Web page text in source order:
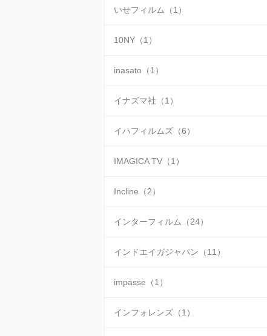
いせフィルム（1）
10NY（1）
inasato（1）
イナズマ社（1）
イハフィルムズ（6）
IMAGICA TV（1）
Incline（2）
インターフィルム（24）
インドエイガジャパン（11）
impasse（1）
インフォレンズ（1）